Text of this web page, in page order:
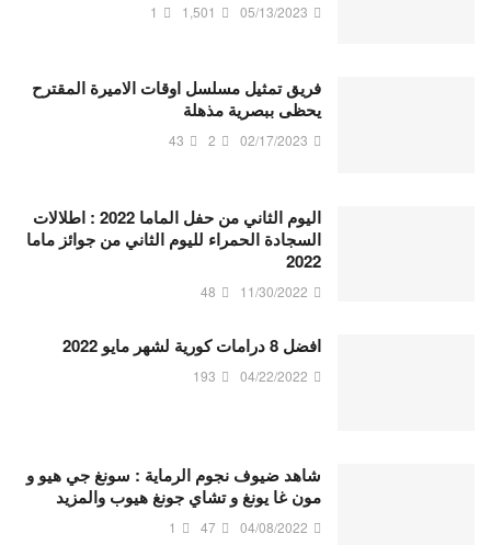
05/13/2023
1,501
1
فريق تمثيل مسلسل اوقات الاميرة المقترح
يحظى ببصرية مذهلة
02/17/2023
2
43
اليوم الثاني من حفل الماما 2022 : اطلالات
السجادة الحمراء لليوم الثاني من جوائز ماما
2022
11/30/2022
48
افضل 8 درامات كورية لشهر مايو 2022
04/22/2022
193
شاهد ضيوف نجوم الرماية : سونغ جي هيو و
مون غا يونغ و تشاي جونغ هيوب والمزيد
04/08/2022
47
1